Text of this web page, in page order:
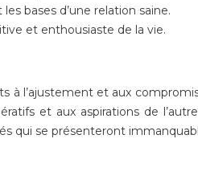
bases d’une relation saine.
et enthousiaste de la vie.
l’ajustement et aux
et aux aspirations de
qui se présenteront